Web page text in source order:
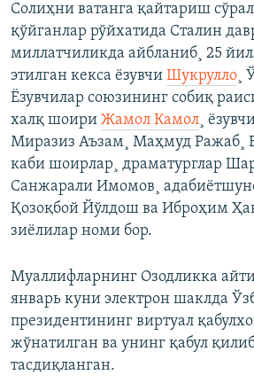
Солиҳни ватанга қайтариш
қўйганлар рўйхатида Сталин
миллатчиликда айбланиб¸ 25
этилган кекса ëзувчи Шукрулло¸
Ëзувчилар союзининг собиқ
халқ шоири Жамол Камол¸
Миразиз Аъзам¸ Маҳмуд Ражаб¸
каби шоирлар¸ драматурглар
Санжарали Имомов¸
Қозоқбой Йўлдош ва Иброҳим
зиëлилар номи бор.
Муаллифларнинг Озодликка
январь куни электрон шаклда
президентининг виртуал
жўнатилган ва унинг қабул
тасдиқланган.